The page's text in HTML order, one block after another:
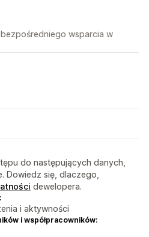
wsparcia w
do następujących danych,
Dowiedz się, dlaczego,
dewelopera.
i aktywności
i współpracowników: